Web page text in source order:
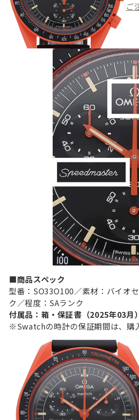
ご
■商品スペック
型番：SO33O100／素材：バイオ
ク／程度：SAランク
付属品：箱・保証書（2025年03月）
※Swatchの時計の保証期間は、購